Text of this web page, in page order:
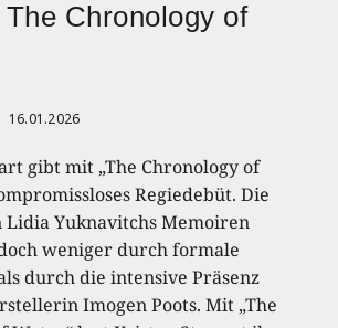
Chronology of
16.01.2026
gibt mit „The Chronology of
Regiedebüt. Die
Lidia Yuknavitchs Memoiren
weniger durch formale
durch die intensive Präsenz
Imogen Poots. Mit „The